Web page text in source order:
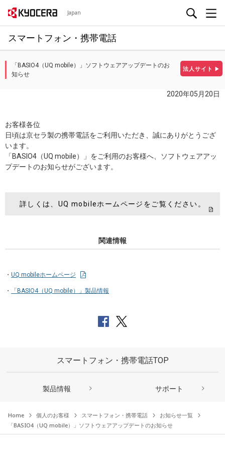
Japan
スマートフォン・携帯電話
法人サイト ▶
「BASIO4（UQ mobile）」ソフトウェアアップデートのお
知らせ
2020年05月20日
お客様各位
日頃は京セラ製の携帯電話をご利用いただき、誠にありがとうござ
います。
「BASIO4（UQ mobile）」をご利用のお客様へ、ソフトウェアアッ
プデートのお知らせがございます。
詳しくは、UQ mobileホームページをご覧ください。
関連情報
UQ mobileホームページ
「BASIO4（UQ mobile）」製品情報
スマートフォン・携帯電話TOP
製品情報 サポート
Home 個人のお客様 スマートフォン・携帯電話
お知らせ一覧
「BASIO4（UQ mobile）」ソフトウェアアップデートのお知らせ